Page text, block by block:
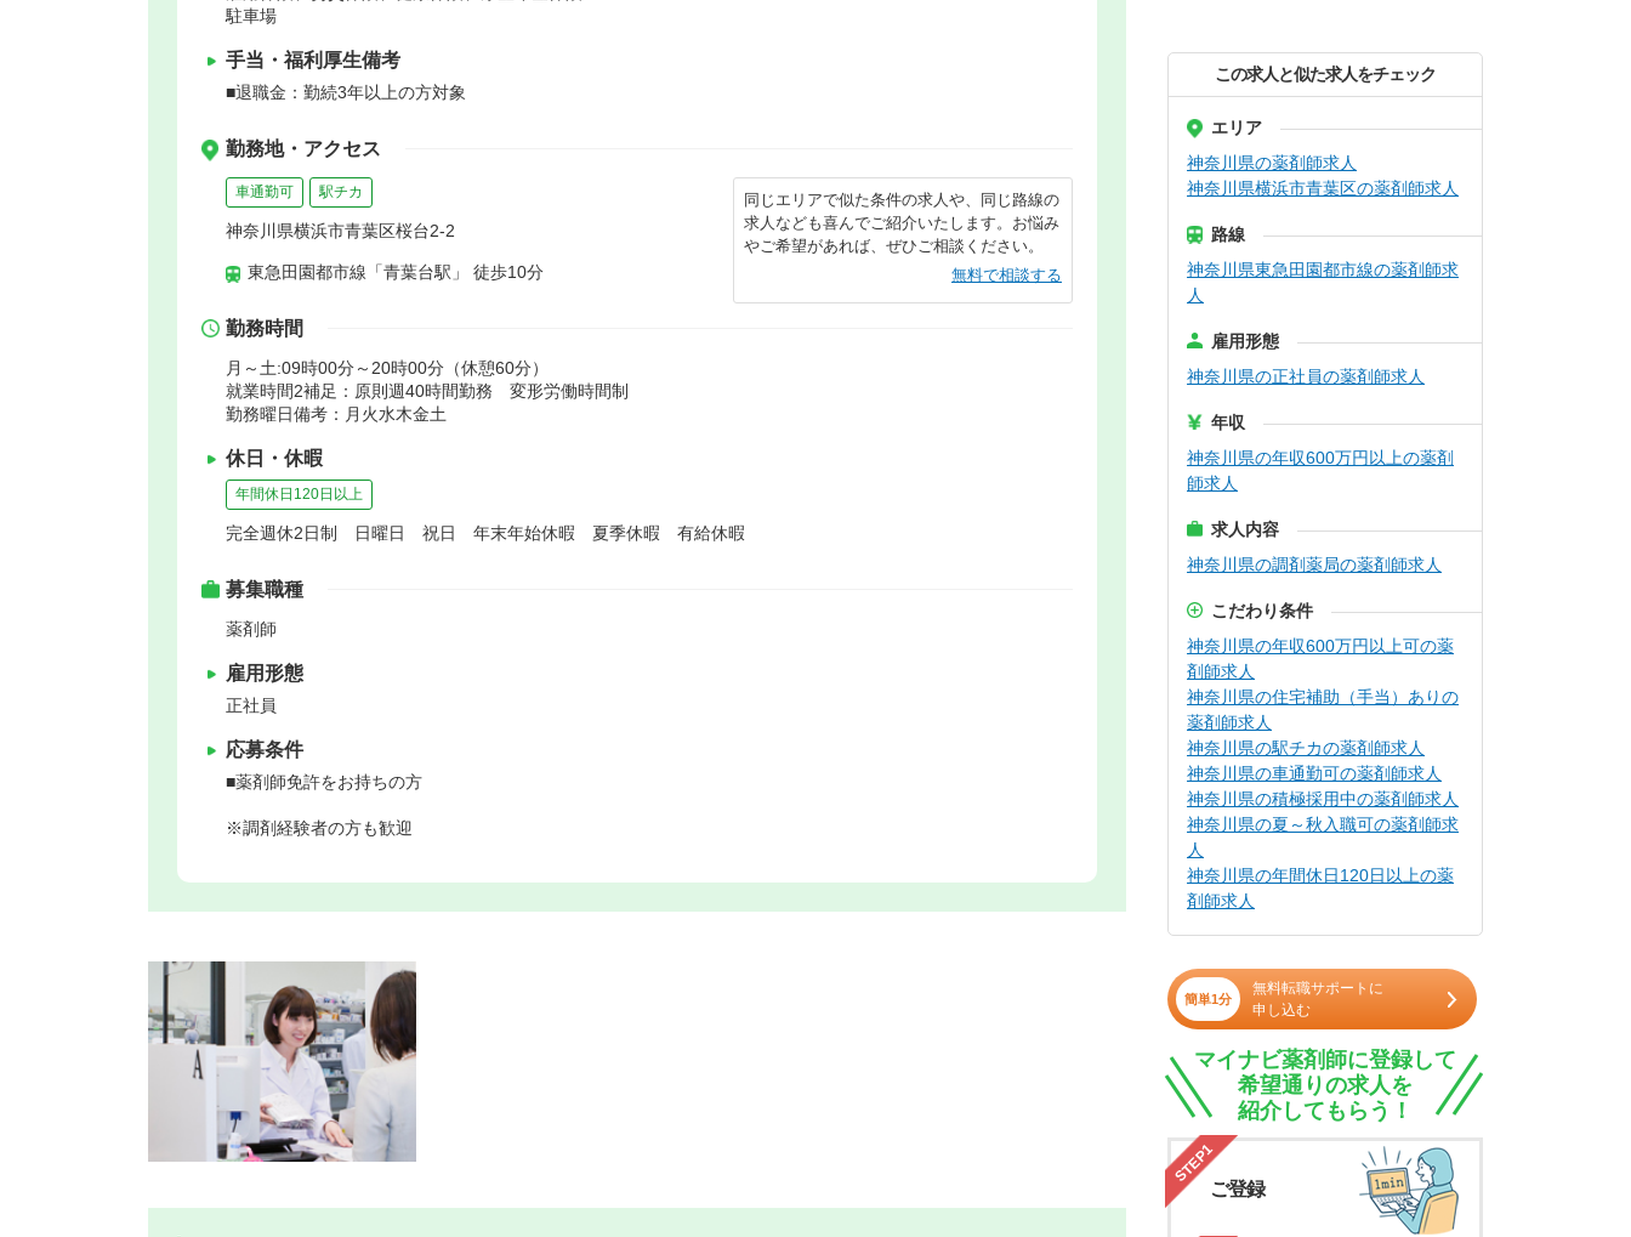
駐車場
手当・福利厚生備考
■退職金：勤続3年以上の方対象
勤務地・アクセス
車通勤可 駅チカ
神奈川県横浜市青葉区桜台2-2
東急田園都市線「青葉台駅」 徒歩10分
同じエリアで似た条件の求人や、同じ路線の
求人なども喜んでご紹介いたします。お悩み
やご希望があれば、ぜひご相談ください。
無料で相談する
勤務時間
月～土:09時00分～20時00分（休憩60分）
就業時間2補足：原則週40時間勤務 変形労働時間制
勤務曜日備考：月火水木金土
休日・休暇
年間休日120日以上
完全週休2日制 日曜日 祝日 年末年始休暇 夏季休暇 有給休暇
募集職種
薬剤師
雇用形態
正社員
応募条件
■薬剤師免許をお持ちの方
※調剤経験者の方も歓迎
この求人と似た求人をチェック
エリア
神奈川県の薬剤師求人
神奈川県横浜市青葉区の薬剤師求人
路線
神奈川県東急田園都市線の薬剤師求
人
雇用形態
神奈川県の正社員の薬剤師求人
年収
神奈川県の年収600万円以上の薬剤
師求人
求人内容
神奈川県の調剤薬局の薬剤師求人
こだわり条件
神奈川県の年収600万円以上可の薬
剤師求人
神奈川県の住宅補助（手当）ありの
薬剤師求人
神奈川県の駅チカの薬剤師求人
神奈川県の車通勤可の薬剤師求人
神奈川県の積極採用中の薬剤師求人
神奈川県の夏～秋入職可の薬剤師求
人
神奈川県の年間休日120日以上の薬
剤師求人
簡単1分
無料転職サポートに
申し込む
マイナビ薬剤師に登録して
希望通りの求人を
紹介してもらう！
STEP1
ご登録